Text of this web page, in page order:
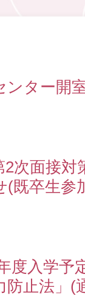
ンター開
2次面接対
(既卒生参
度入学予
防止法」